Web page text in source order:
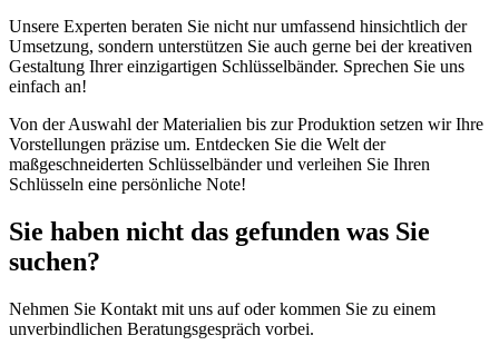
Unsere Experten beraten Sie nicht nur umfassend hinsichtlich der
Umsetzung, sondern unterstützen Sie auch gerne bei der kreativen
Gestaltung Ihrer einzigartigen Schlüsselbänder. Sprechen Sie uns
einfach an!
Von der Auswahl der Materialien bis zur Produktion setzen wir Ihre
Vorstellungen präzise um. Entdecken Sie die Welt der
maßgeschneiderten Schlüsselbänder und verleihen Sie Ihren
Schlüsseln eine persönliche Note!
Sie haben nicht das gefunden was Sie
suchen?
Nehmen Sie Kontakt mit uns auf oder kommen Sie zu einem
unverbindlichen Beratungsgespräch vorbei.